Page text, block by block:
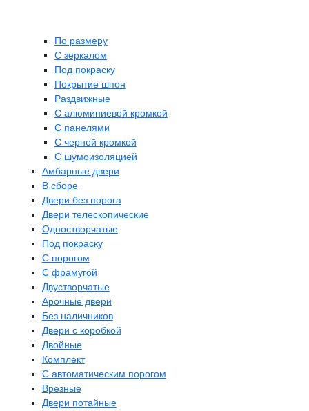
По размеру
C зеркалом
Под покраску
Покрытие шпон
Раздвижные
С алюминиевой кромкой
С панелями
С черной кромкой
С шумоизоляцией
Амбарные двери
В сборе
Двери без порога
Двери телескопические
Одностворчатые
Под покраску
С порогом
С фрамугой
Двустворчатые
Арочные двери
Без наличников
Двери с коробкой
Двойные
Комплект
С автоматическим порогом
Врезные
Двери потайные